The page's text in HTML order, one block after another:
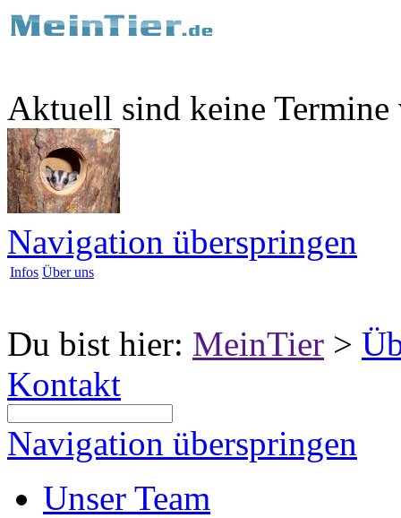
Aktuell sind keine Termine
Navigation überspringen
Infos Über uns
Du bist hier: MeinTier >
Kontakt
Navigation überspringen
Unser Team